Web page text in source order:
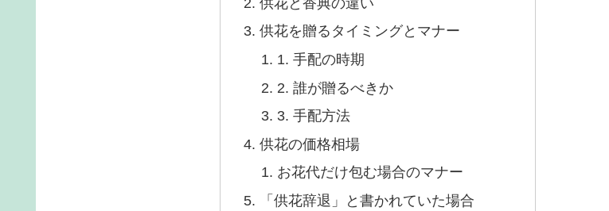
供花を贈るタイミングとマナー
1. 手配の時期
2. 誰が贈るべきか
3. 手配方法
供花の価格相場
お花代だけ包む場合のマナー
「供花辞退」と書かれていた場合